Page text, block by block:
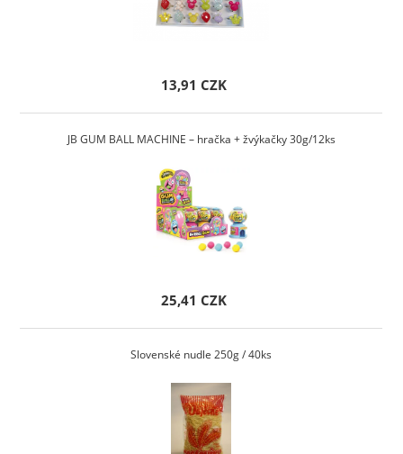
13,91 CZK
JB GUM BALL MACHINE – hračka + žvýkačky 30g/12ks
25,41 CZK
Slovenské nudle 250g / 40ks